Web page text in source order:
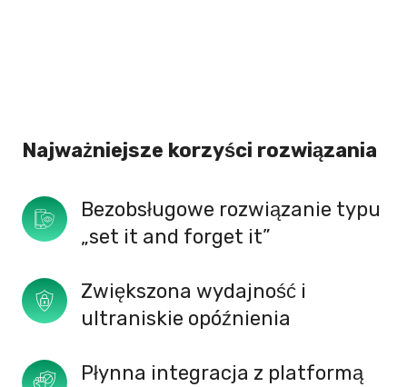
Najważniejsze korzyści rozwiązania
Bezobsługowe rozwiązanie typu
„set it and forget it”
Zwiększona wydajność i
ultraniskie opóźnienia
Płynna integracja z platformą